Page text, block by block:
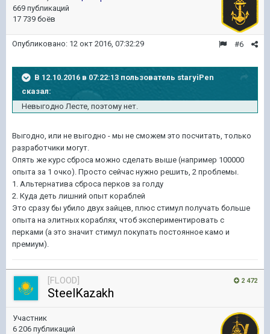
669 публикаций
17 739 боёв
#6
Опубликовано: 12 окт 2016, 07:32:29
В 12.10.2016 в 07:22:13 пользователь staryiPen
сказал:
Невыгодно Лесте, поэтому нет.
Выгодно, или не выгодно - мы не сможем это посчитать, только
разработчики могут.
Опять же курс сброса можно сделать выше (например 100000
опыта за 1 очко). Просто сейчас нужно решить, 2 проблемы.
1. Альтернатива сброса перков за голду
2. Куда деть лишний опыт кораблей
Это сразу бы убило двух зайцев, плюс стимул получать больше
опыта на элитных кораблях, чтоб экспериментировать с
перками (а это значит стимул покупать постоянное камо и
премиум).
2 472
[FLOOD]
SteelKazakh
Участник
6 206 публикаций